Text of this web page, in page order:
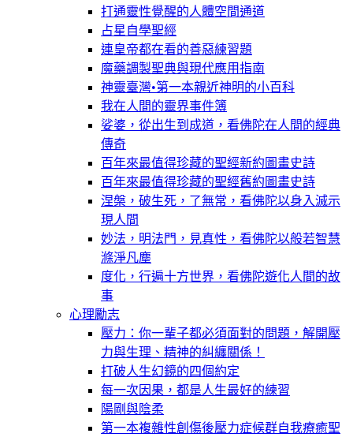
打通靈性覺醒的人體空間通道
占星自學聖經
連皇帝都在看的善惡練習題
魔藥調製聖典與現代應用指南
神靈臺灣•第一本親近神明的小百科
我在人間的靈界事件簿
娑婆，從出生到成道，看佛陀在人間的經典
傳奇
百年來最值得珍藏的聖經新約圖畫史詩
百年來最值得珍藏的聖經舊約圖畫史詩
涅槃，破生死，了無常，看佛陀以身入滅示
現人間
妙法，明法門，見真性，看佛陀以般若智慧
滌淨凡塵
度化，行遍十方世界，看佛陀遊化人間的故
事
心理勵志
壓力：你一輩子都必須面對的問題，解開壓
力與生理、精神的糾纏關係！
打破人生幻鏡的四個約定
每一次因果，都是人生最好的練習
陽剛與陰柔
第一本複雜性創傷後壓力症候群自我療癒聖